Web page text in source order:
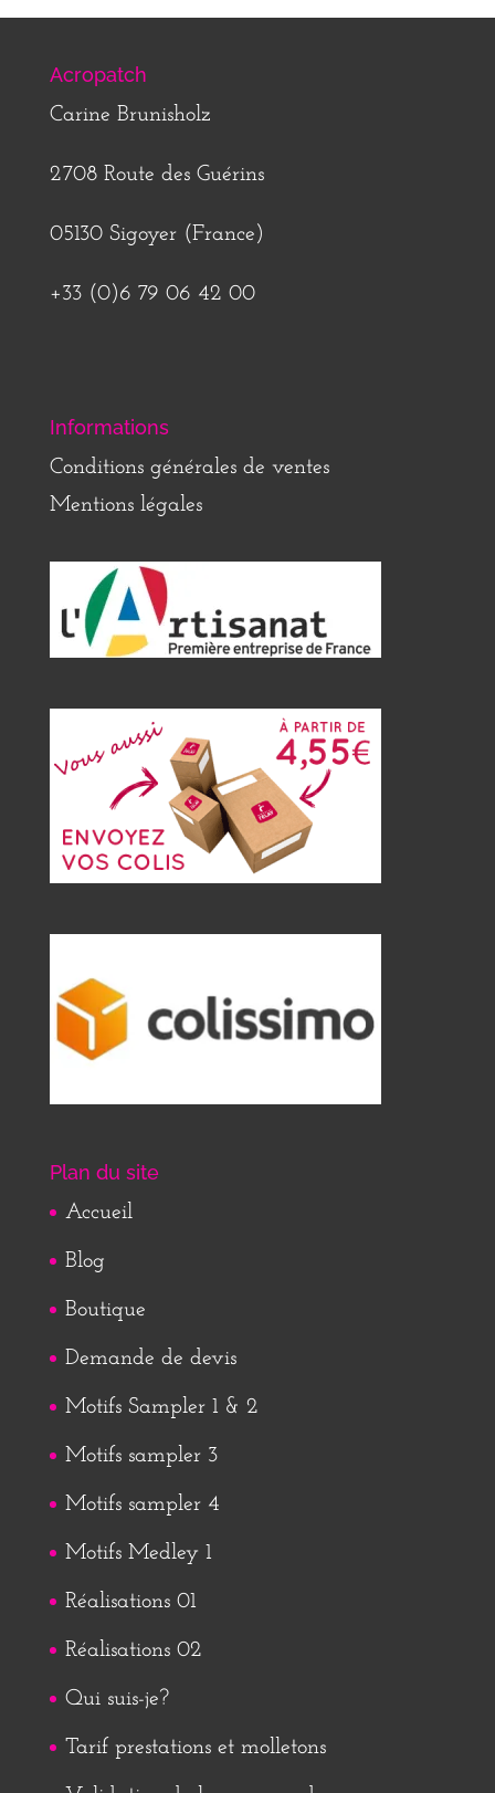
Acropatch
Carine Brunisholz
2708 Route des Guérins
05130 Sigoyer (France)
+33 (0)6 79 06 42 00
Informations
Conditions générales de ventes
Mentions légales
Plan du site
Accueil
Blog
Boutique
Demande de devis
Motifs Sampler 1 & 2
Motifs sampler 3
Motifs sampler 4
Motifs Medley 1
Réalisations 01
Réalisations 02
Qui suis-je?
Tarif prestations et molletons